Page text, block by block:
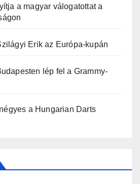
a magyar válogatottat a
Erik az Európa-kupán
lép fel a Grammy-
a Hungarian Darts